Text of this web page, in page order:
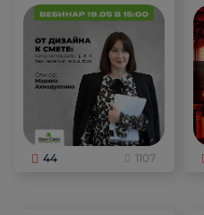
44 1107